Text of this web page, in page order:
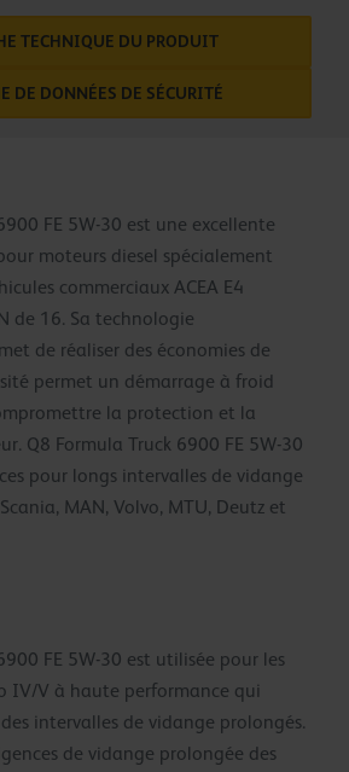
TECHNIQUE DU PRODUIT
DE DONNÉES DE SÉCURITÉ
FE 5W-30 est une excellente
moteurs diesel spécialement
commerciaux ACEA E4
de 16. Sa technologie
de réaliser des économies de
permet un démarrage à froid
la protection et la
Q8 Formula Truck 6900 FE 5W-30
pour longs intervalles de vidange
MAN, Volvo, MTU, Deutz et
FE 5W-30 est utilisée pour les
IV/V à haute performance qui
intervalles de vidange prolongés.
de vidange prolongée des